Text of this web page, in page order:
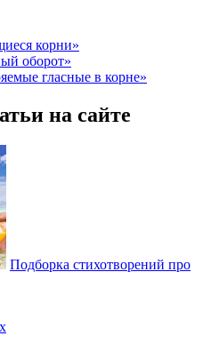
корни»
оборот»
гласные в корне»
на сайте
Подборка стихотворений про